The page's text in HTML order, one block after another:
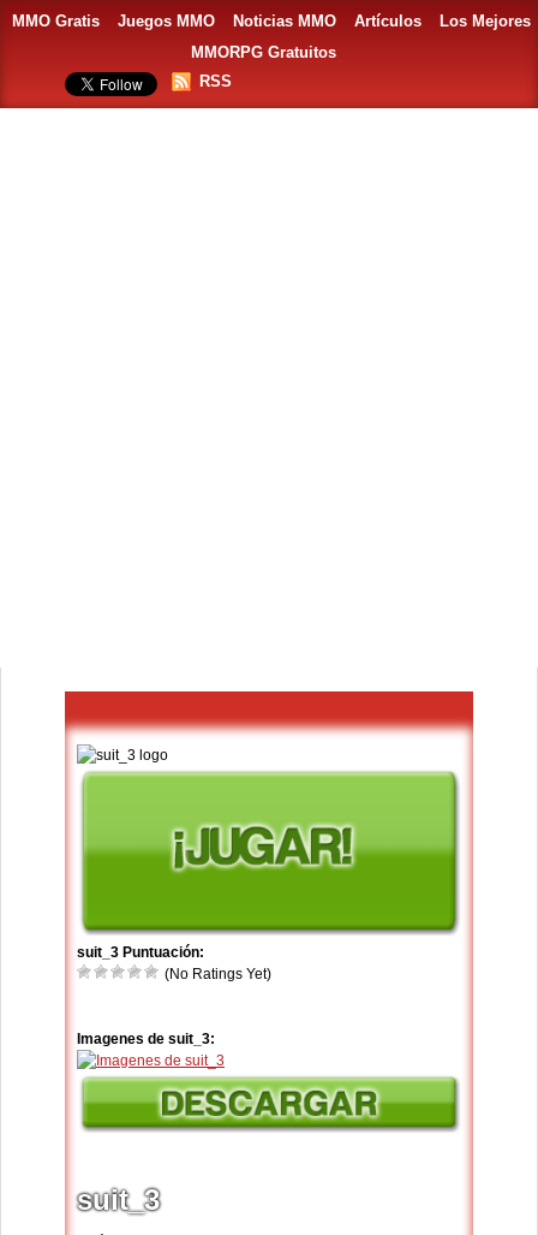
MMO Gratis Juegos MMO Noticias MMO Artículos
Los Mejores
MMORPG Gratuitos
RSS
suit_3 Puntuación:
(No Ratings Yet)
Imagenes de suit_3:
suit_3